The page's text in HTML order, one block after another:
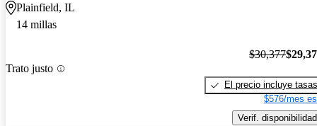
Plainfield, IL
14 millas
Trato justo
$30,377
El precio incluye tasas
$576/mes
Verif. disponibilidad